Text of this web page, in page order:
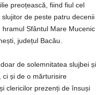
preoțească, fiind fiul cel
de peste patru decenii
Sfântul Mare Mucenic
județul Bacău.
de solemnitatea slujbei și
ci și de o mărturisire
clericilor prezenți de însuși